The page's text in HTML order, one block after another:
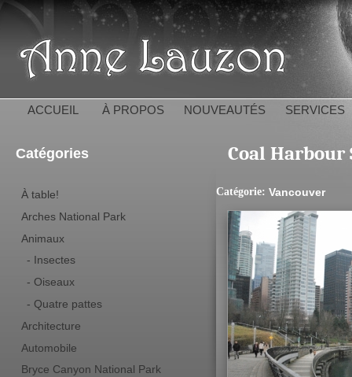
Anne
ACCUEIL À PROPOS NOUVEAUTÉS SERVICES
Catégories
À table!
Arches National Park
Animaux
- Insectes
- Oiseaux
- Quatre pattes
Architecture
Automobile
Bryce Canyon National Park
Coal Harbour
Catégorie: Vancouver